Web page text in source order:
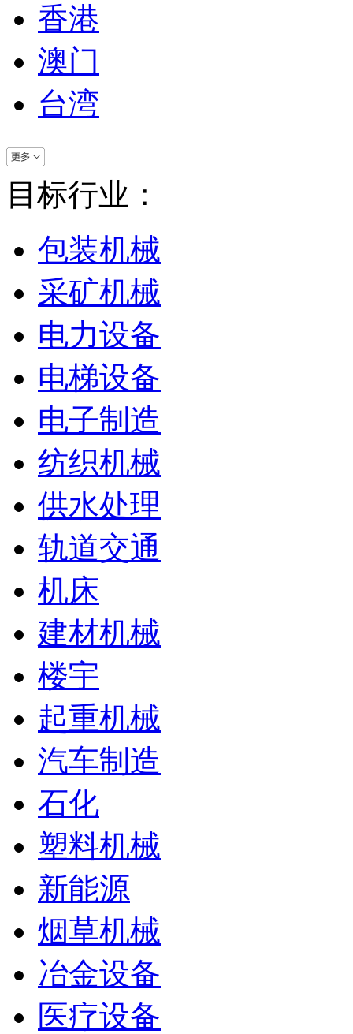
香港
澳门
台湾
目标行业：
包装机械
采矿机械
电力设备
电梯设备
电子制造
纺织机械
供水处理
轨道交通
机床
建材机械
楼宇
起重机械
汽车制造
石化
塑料机械
新能源
烟草机械
冶金设备
医疗设备